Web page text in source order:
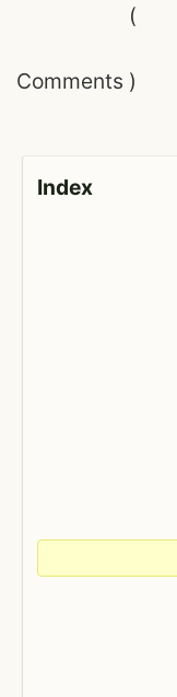
Comments
(
)
Index